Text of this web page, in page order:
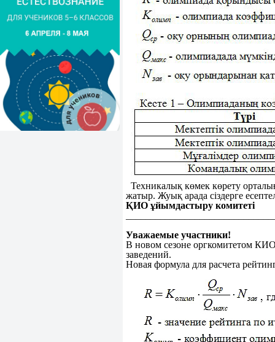
Техникалық көмек көрету
жатыр. Жуық арада сіздерге
ҚИО ұйымдастыру комитеті
Уважаемые участники!
В новом сезоне оргкомитетом
заведений.
Новая формула для расчета